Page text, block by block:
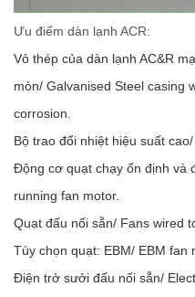
Ưu điểm dàn lạnh ACR:
Vỏ thép của dàn lạnh AC&R
mòn/ Galvanised Steel casing
corrosion.
Bộ trao đổi nhiệt hiệu suất
Động cơ quạt chạy ổn định và
running fan motor.
Quạt đấu nối sẵn/ Fans wired
Tùy chọn quạt: EBM/ EBM fan
Điện trở sưởi đấu nối sẵn/